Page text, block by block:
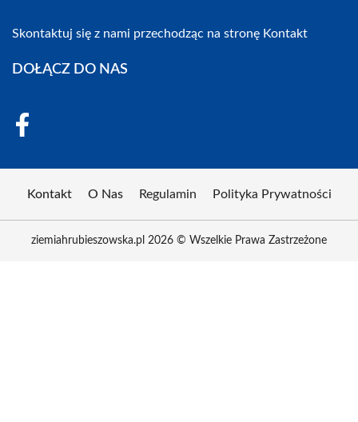
Skontaktuj się z nami przechodząc na stronę Kontakt
DOŁĄCZ DO NAS
Kontakt O Nas Regulamin Polityka Prywatności
ziemiahrubieszowska.pl 2026 © Wszelkie Prawa Zastrzeżone